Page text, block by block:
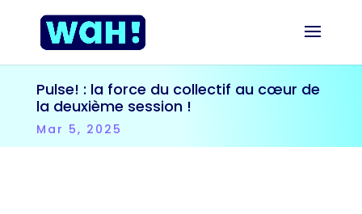
Pulse! : la force du collectif au cœur de
la deuxième session !
Mar 5, 2025